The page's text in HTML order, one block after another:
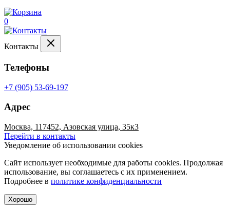
0
Контакты
Телефоны
+7 (905) 53-69-197
Адрес
Москва, 117452, Азовская улица, 35к3
Перейти в контакты
Уведомление об использовании cookies
Сайт использует необходимые для работы cookies. Продолжая
использование, вы соглашаетесь с их применением.
Подробнее в политике конфиденциальности
Хорошо